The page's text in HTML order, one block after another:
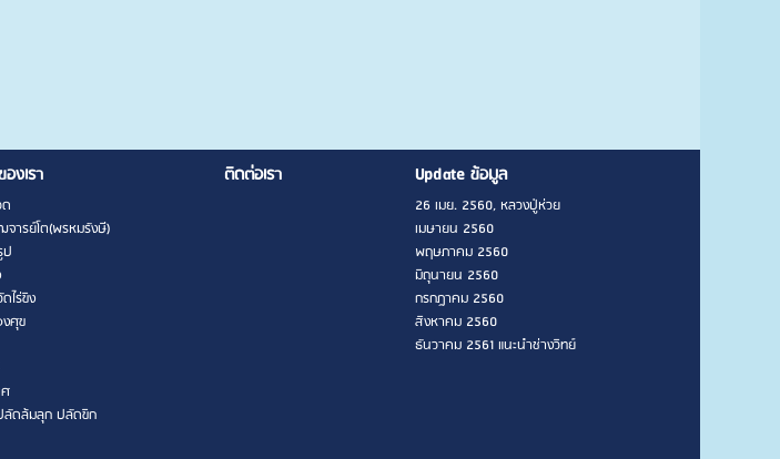
งเรา
ารย์โต(พรหมรังษี)
ไร่ขิง
ศุข
ดล้มลุก ปลัดขิก
ติดต่อเรา Update ข้อมูล
26 เมย. 2560, หลวงปู่ห่วย
เมษายน 2560
พฤษภาคม 2560
มิถุนายน 2560
กรกฎาคม 2560
สิงหาคม 2560
ธันวาคม 2561 แนะนำช่างวิทย์